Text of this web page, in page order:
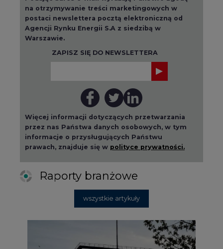
na otrzymywanie treści marketingowych w
postaci newslettera pocztą elektroniczną od
Agencji Rynku Energii S.A z siedzibą w
Warszawie.
ZAPISZ SIĘ DO NEWSLETTERA
Więcej informacji dotyczących przetwarzania
przez nas Państwa danych osobowych, w tym
informacje o przysługujących Państwu
prawach, znajduje się w polityce prywatności.
Raporty branżowe
wszystkie artykuły